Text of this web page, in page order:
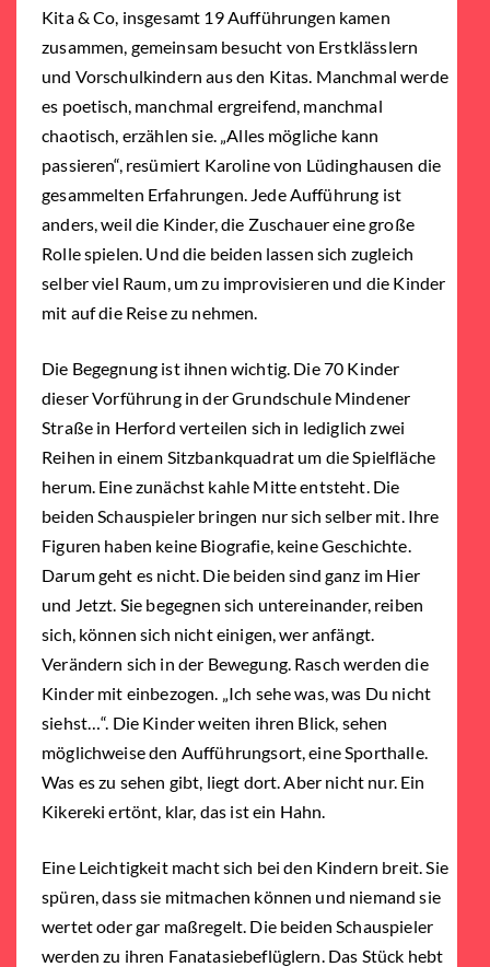
Kita & Co, insgesamt 19 Aufführungen kamen
zusammen, gemeinsam besucht von Erstklässlern
und Vorschulkindern aus den Kitas. Manchmal werde
es poetisch, manchmal ergreifend, manchmal
chaotisch, erzählen sie. „Alles mögliche kann
passieren“, resümiert Karoline von Lüdinghausen die
gesammelten Erfahrungen. Jede Aufführung ist
anders, weil die Kinder, die Zuschauer eine große
Rolle spielen. Und die beiden lassen sich zugleich
selber viel Raum, um zu improvisieren und die Kinder
mit auf die Reise zu nehmen.
Die Begegnung ist ihnen wichtig. Die 70 Kinder
dieser Vorführung in der Grundschule Mindener
Straße in Herford verteilen sich in lediglich zwei
Reihen in einem Sitzbankquadrat um die Spielfläche
herum. Eine zunächst kahle Mitte entsteht. Die
beiden Schauspieler bringen nur sich selber mit. Ihre
Figuren haben keine Biografie, keine Geschichte.
Darum geht es nicht. Die beiden sind ganz im Hier
und Jetzt. Sie begegnen sich untereinander, reiben
sich, können sich nicht einigen, wer anfängt.
Verändern sich in der Bewegung. Rasch werden die
Kinder mit einbezogen. „Ich sehe was, was Du nicht
siehst…“. Die Kinder weiten ihren Blick, sehen
möglichweise den Aufführungsort, eine Sporthalle.
Was es zu sehen gibt, liegt dort. Aber nicht nur. Ein
Kikereki ertönt, klar, das ist ein Hahn.
Eine Leichtigkeit macht sich bei den Kindern breit. Sie
spüren, dass sie mitmachen können und niemand sie
wertet oder gar maßregelt. Die beiden Schauspieler
werden zu ihren Fanatasiebeflüglern. Das Stück hebt